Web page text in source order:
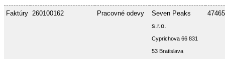
Faktúry 260100162 Pracovné odevy
Seven Peaks
s.r.o.
Cyprichova 66 831
53 Bratislava